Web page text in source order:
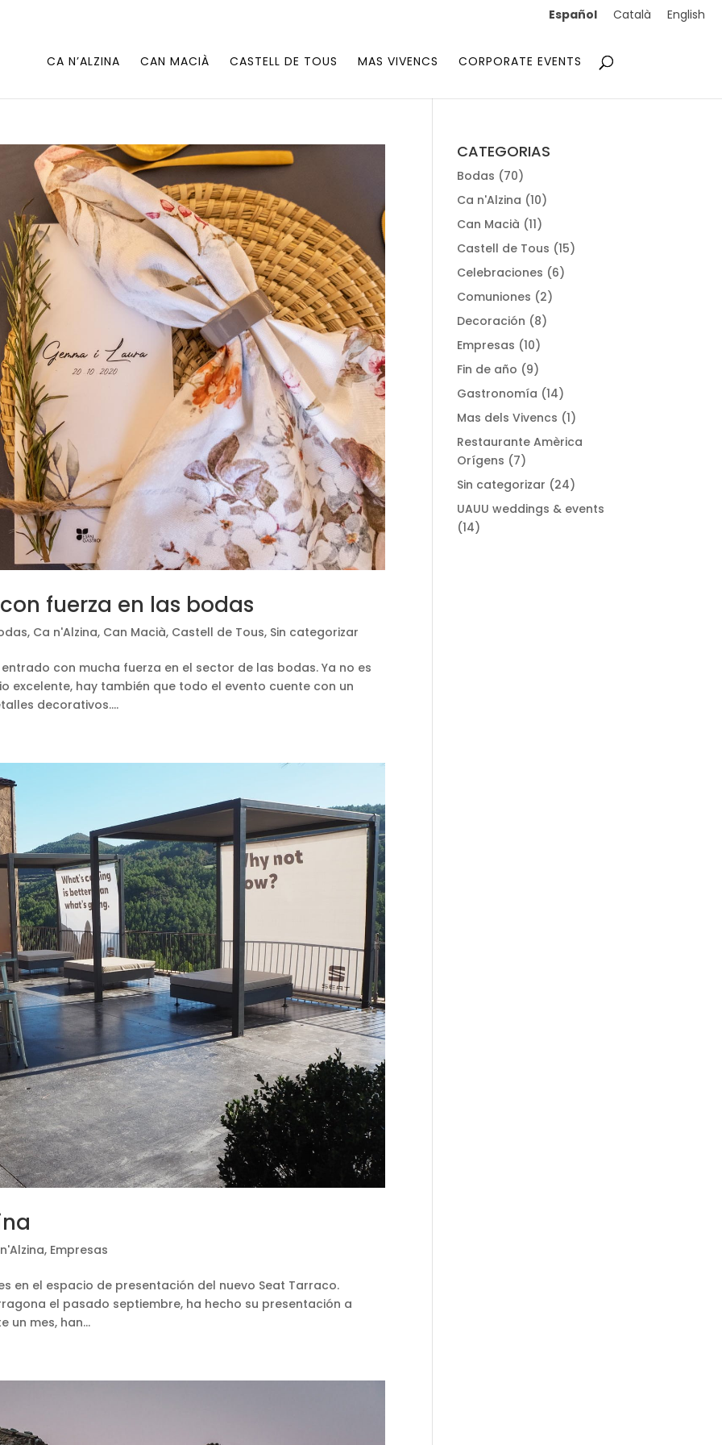
Español Català English
CA N’ALZINA CAN MACIÀ CASTELL DE TOUS MAS VIVENCS CORPORATE EVENTS
fuerza en las bodas
, Ca n'Alzina, Can Macià, Castell de Tous, Sin categorizar
con mucha fuerza en el sector de las bodas. Ya no es
excelente, hay también que todo el evento cuente con un
decorativos....
, Empresas
en el espacio de presentación del nuevo Seat Tarraco.
el pasado septiembre, ha hecho su presentación a
un mes, han...
CATEGORIAS
Bodas (70)
Ca n'Alzina (10)
Can Macià (11)
Castell de Tous (15)
Celebraciones (6)
Comuniones (2)
Decoración (8)
Empresas (10)
Fin de año (9)
Gastronomía (14)
Mas dels Vivencs (1)
Restaurante Amèrica
Orígens (7)
Sin categorizar (24)
UAUU weddings & events
(14)